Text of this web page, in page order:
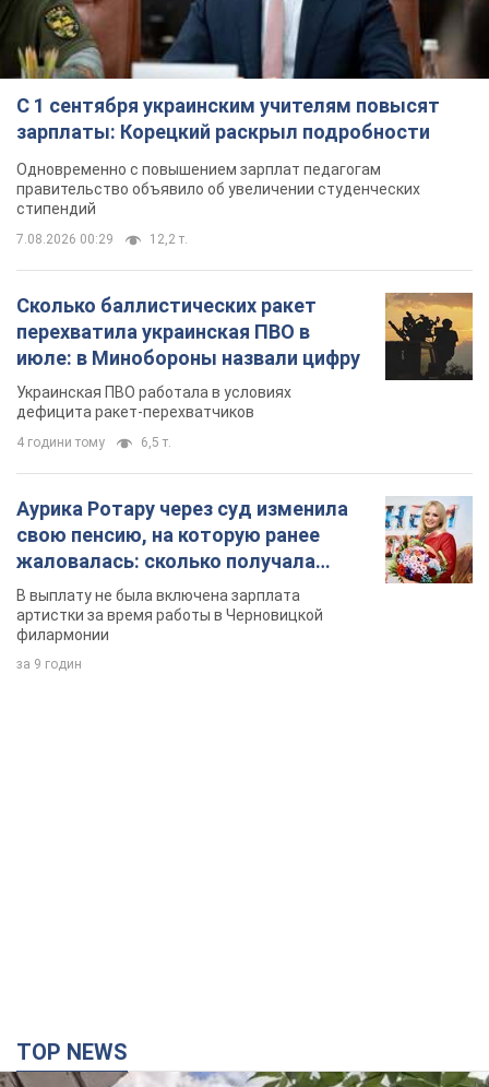
С 1 сентября украинским учителям повысят
зарплаты: Корецкий раскрыл подробности
Одновременно с повышением зарплат педагогам
правительство объявило об увеличении студенческих
стипендий
7.08.2026 00:29 12,2 т.
Сколько баллистических ракет
перехватила украинская ПВО в
июле: в Минобороны назвали цифру
Украинская ПВО работала в условиях
дефицита ракет-перехватчиков
4 години тому 6,5 т.
Аурика Ротару через суд изменила
свою пенсию, на которую ранее
жаловалась: сколько получала
певица
В выплату не была включена зарплата
артистки за время работы в Черновицкой
филармонии
за 9 годин
TOP NEWS